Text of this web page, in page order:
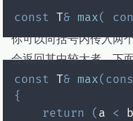
const T& max(
你可以向括号内传入两
会返回其中较大者。下
const T& max(
{
return
( a < b